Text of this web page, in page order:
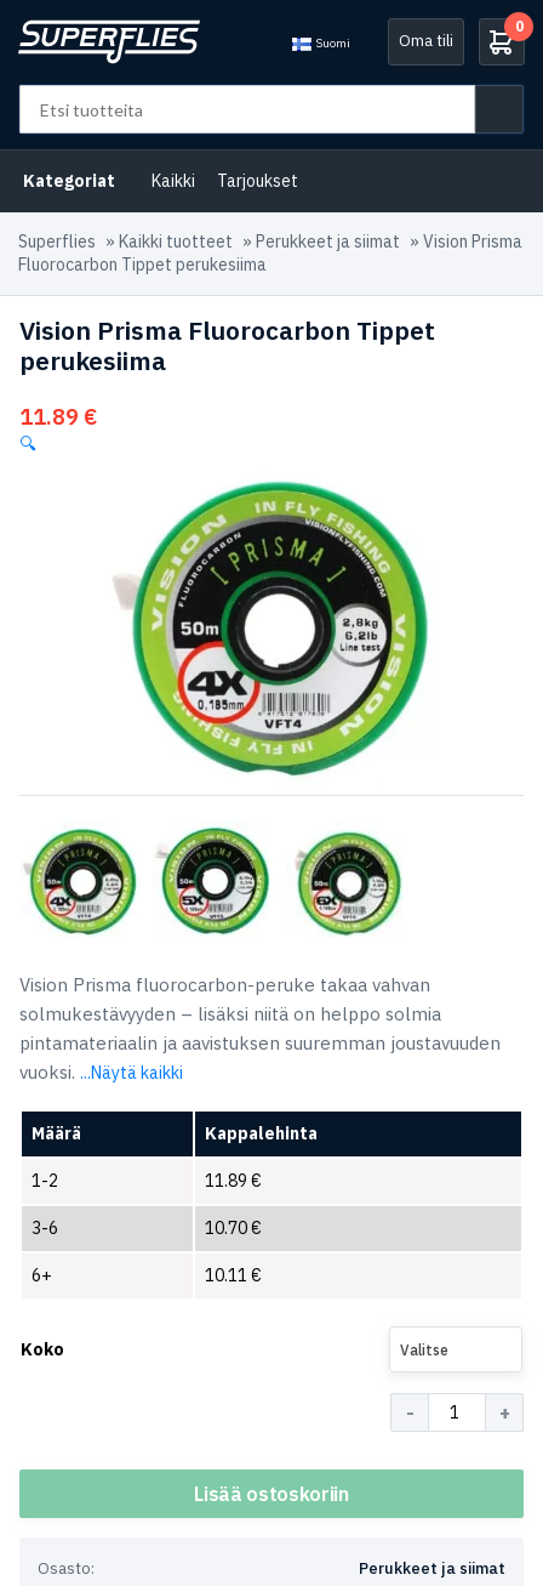
Suomi Oma tili
0
Kategoriat Kaikki Tarjoukset
Superflies » Kaikki tuotteet » Perukkeet ja siimat » Vision Prisma
Fluorocarbon Tippet perukesiima
Vision Prisma Fluorocarbon Tippet
perukesiima
11.89 €
🔍
Vision Prisma fluorocarbon-peruke takaa vahvan
solmukestävyyden – lisäksi niitä on helppo solmia
pintamateriaalin ja aavistuksen suuremman joustavuuden
vuoksi. ...Näytä kaikki
Määrä Kappalehinta
1-2 11.89 €
3-6 10.70€
6+ 10.11 €
Koko Valitse
Lisää ostoskoriin
Osasto: Perukkeet ja siimat